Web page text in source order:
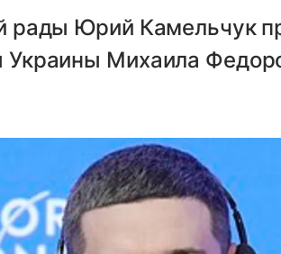
рады Юрий Камельчук
Михаила